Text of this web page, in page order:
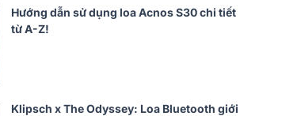
Hướng dẫn sử dụng loa Acnos S30 chi tiết
từ A-Z!
Klipsch x The Odyssey: Loa Bluetooth giới